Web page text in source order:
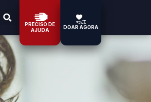
PRECISO DE
AJUDA
DOAR AGORA